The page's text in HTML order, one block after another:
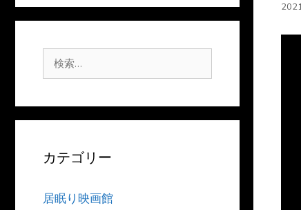
索:
カテゴリー
居眠り映画館